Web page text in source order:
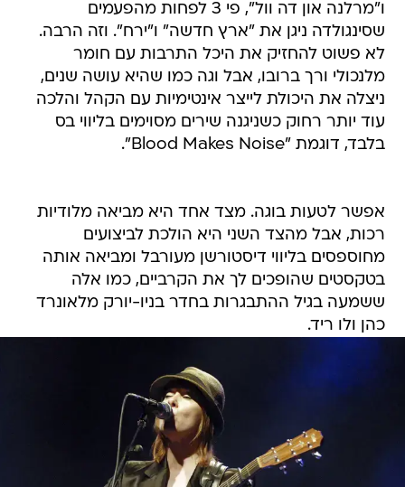
ו"מרלנה און דה וול", פי 3 לפחות מהפעמים
שסינגולדה ניגן את "ארץ חדשה" ו"ירח". וזה הרבה.
לא פשוט להחזיק את היכל התרבות עם חומר
מלנכולי ורך ברובו, אבל וגה כמו שהיא עושה שנים,
ניצלה את היכולת לייצר אינטימיות עם הקהל והלכה
עוד יותר רחוק כשניגנה שירים מסוימים בליווי בס
בלבד, דוגמת "Blood Makes Noise".
אפשר לטעות בוגה. מצד אחד היא מביאה מלודיות
רכות, אבל מהצד השני היא הולכת לביצועים
מחוספסים בליווי דיסטורשן מעורבל ומביאה אותה
בטקסטים שהופכים לך את הקרביים, כמו אלה
ששמעה בגיל ההתבגרות בחדר בניו-יורק מלאונרד
כהן ולו ריד.